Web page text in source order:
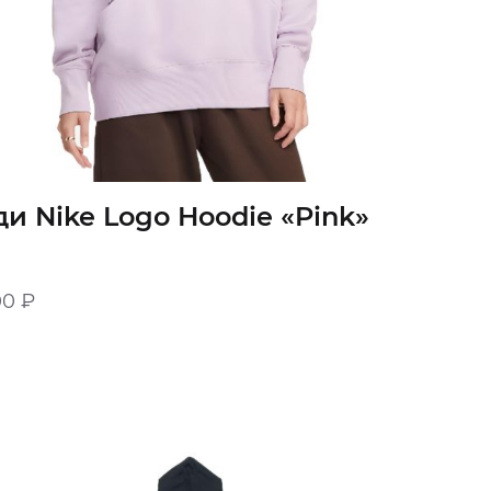
Nike Logo Hoodie «Pink»
₽